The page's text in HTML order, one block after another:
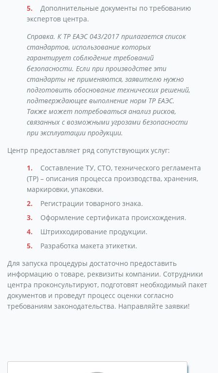
Дополнительные документы по требованию
экспертов центра.
Справка. К ТР ЕАЭС 043/2017 прилагается список
стандартов, использование которых
гарантирует соблюдение требований
безопасности. Если при производстве эти
стандарты не применяются, заявителю нужно
подготовить обоснование технических решений,
подтверждающее выполнение норм ТР ЕАЭС.
Также может потребоваться анализ рисков,
связанных с возможными угрозами безопасности
при эксплуатации продукции.
Центр предоставляет ряд сопутствующих услуг:
Составление ТУ, СТО, технического регламента
(ТР) – описания процесса производства, хранения,
маркировки, упаковки.
Регистрации товарного знака.
Оформление сертификата происхождения.
Штрихкодирование продукции.
Разработка макета этикетки.
Для запуска процедуры достаточно предоставить
информацию о товаре, реквизиты компании. Сотрудники
центра проконсультируют, подготовят необходимый пакет
документов и проведут процесс оценки согласно
требованиям законодательства. Направляйте заявки!